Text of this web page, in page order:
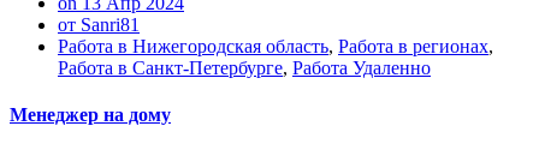
от Sanri81
Работа в Нижегородская область, Работа в регионах,
Работа в Санкт-Петербурге, Работа Удаленно
Менеджер на дому